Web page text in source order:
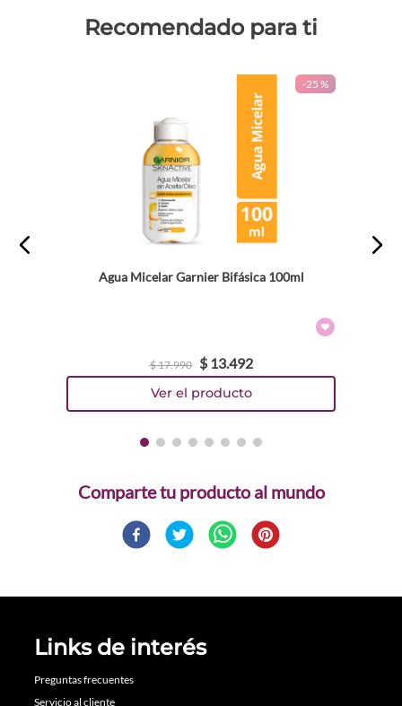
Recomendado para ti
-25 %
Agua Micelar Garnier Bifásica 100ml
$17.990 $ 13.492
Comparte
Links de interés
Preguntas frecuentes
Servicio al cliente